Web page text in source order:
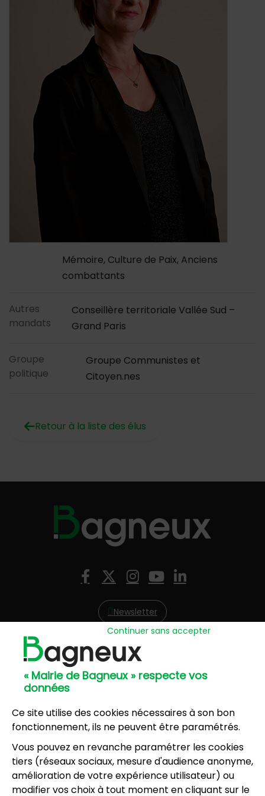
« Mairie de Bagneux » respecte vos
données
Ce site utilise des cookies nécessaires à son bon
fonctionnement, ils ne peuvent être paramétrés.
Vous pouvez en revanche paramétrer les cookies
tiers (réseaux sociaux, mesure d'audience anonyme,
amélioration de votre expérience utilisateur) ou
modifier vos choix à tout moment en cliquant sur le
Continuer sans accepter
Contenu de la fiche
Mémoire, Culture de Paix, Anciens
combattants
Autres
mandats
Conseillère territoriale Vallée Sud –
Grand Paris
Groupe
politique
Groupe Communistes et
Citoyen.nes
Retour à la liste des élus
Facebook
X (Twitter)
Instagram
YouTube
LinkedIn
Newsletter
Hôtel de Ville
57, avenue Henri Ravera - 92220 Bagneux
01 42 31 60 00
8, résidence du Port Galand - 92220 Bagneux
01 45 47 62 00
NOUS CONTACTER